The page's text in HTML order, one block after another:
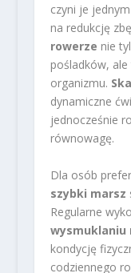
czyni je
na redukcję
rowerze nie
pośladków,
organizmu.
dynamiczne
jednocześnie
równowagę.
Dla osób
szybki marsz
Regularne
wysmuklaniu
kondycję
codziennego